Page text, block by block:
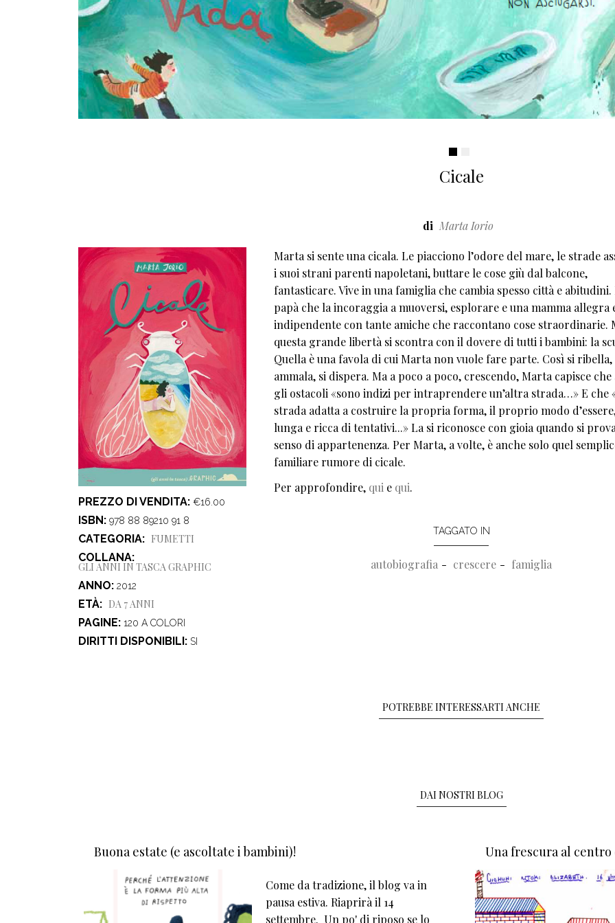
Cicale
di Marta Iorio
PREZZO DI VENDITA €16.00
ISBN 978 88 89210 91 8
CATEGORIA
FUMETTI
COLLANA
GLI ANNI IN TASCA GRAPHIC
ANNO 2012
ETÀ
DA 7 ANNI
PAGINE 120 A COLORI
DIRITTI DISPONIBILI SI
Marta si sente una cicala. Le piacciono l’odore del mare, le strade
i suoi strani parenti napoletani, buttare le cose giù dal balcone,
fantasticare. Vive in una famiglia che cambia spesso città e abitudini.
papà che la incoraggia a muoversi, esplorare e una mamma allegra
indipendente con tante amiche che raccontano cose straordinarie.
questa grande libertà si scontra con il dovere di tutti i bambini: la
Quella è una favola di cui Marta non vuole fare parte. Così si ribella,
ammala, si dispera. Ma a poco a poco, crescendo, Marta capisce che
gli ostacoli «sono indizi per intraprendere un’altra strada…» E che
strada adatta a costruire la propria forma, il proprio modo
lunga e ricca di tentativi...» La si riconosce con gioia quando si
senso di appartenenza. Per Marta, a volte, è anche solo quel
familiare rumore di cicale.
Per approfondire, qui e qui.
TAGGATO IN
autobiografia crescere famiglia
POTREBBE INTERESSARTI ANCHE
DAI NOSTRI BLOG
Buona estate (e ascoltate i bambini)!
Come da tradizione, il blog va in
pausa estiva. Riaprirà il 14
settembre. Un po' di riposo se lo
Una frescura al